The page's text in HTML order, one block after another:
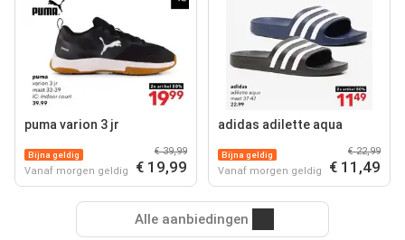
puma varion 3 jr
Bijna geldig
Vanaf morgen geldig
€ 39,99
€ 19,99
adidas adilette aqua
Bijna geldig
Vanaf morgen geldig
€ 22,99
€ 11,49
Alle aanbiedingen